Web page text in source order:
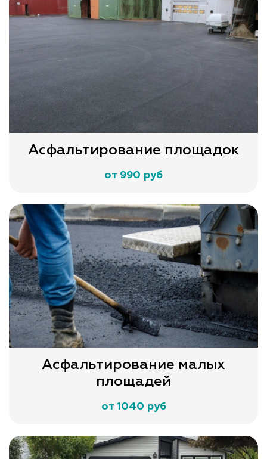
Асфальтирование площадок
от 990 руб
Асфальтирование малых
площадей
от 1040 руб